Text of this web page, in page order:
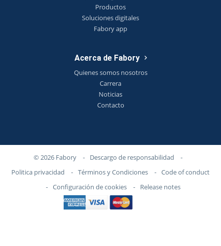
Productos
Soluciones digitales
Fabory app
Acerca de Fabory
Quienes somos nosotros
Carrera
Noticias
Contacto
© 2026 Fabory - Descargo de responsabilidad
-
Politica privacidad
- Términos y Condiciones - Code of conduct
- Configuración de cookies - Release notes